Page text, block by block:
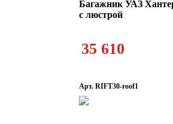
Багажник УАЗ
с люстрой
35 610
Арт. RIFT30-roof1